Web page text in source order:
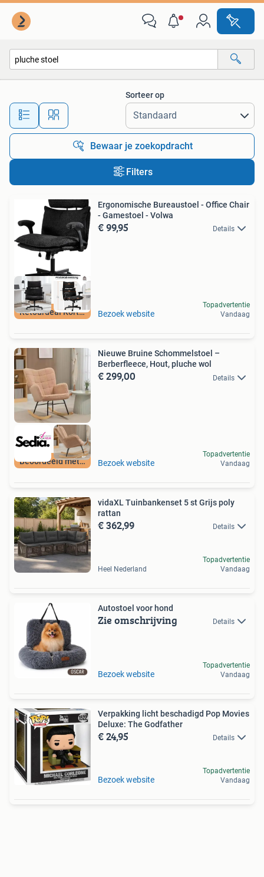
Alle afstanden…
Sorteer op
Bewaar je zoekopdracht
Filters
Retourdeal Korting
Ergonomische Bureaustoel - Office Chair
- Gamestoel - Volwa
€ 99,95 Details
Bezoek website
Topadvertentie
Vandaag
Beoordeeld met 9+
Nieuwe Bruine Schommelstoel –
Berberfleece, Hout, pluche wol
€ 299,00 Details
Bezoek website
Topadvertentie
Vandaag
vidaXL Tuinbankenset 5 st Grijs poly
rattan
€ 362,99 Details
Heel Nederland
Topadvertentie
Vandaag
Autostoel voor hond
Zie omschrijving Details
Bezoek website
Topadvertentie
Vandaag
Verpakking licht beschadigd Pop Movies
Deluxe: The Godfather
€ 24,95 Details
Bezoek website
Topadvertentie
Vandaag